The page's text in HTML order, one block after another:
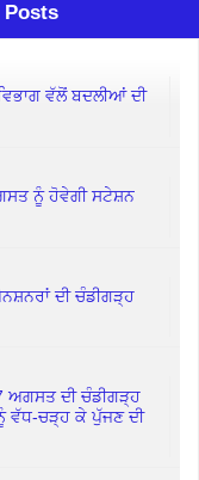
Posts
ਵੱਲੋਂ ਬਦਲੀਆਂ ਦੀ
ਨੂੰ ਹੋਵੇਗੀ ਸਟੇਸ਼ਨ
ਦੀ ਚੰਡੀਗੜ੍ਹ
ਅਗਸਤ ਦੀ ਚੰਡੀਗੜ੍ਹ
ਵੱਧ-ਚੜ੍ਹ ਕੇ ਪੁੱਜਣ ਦੀ